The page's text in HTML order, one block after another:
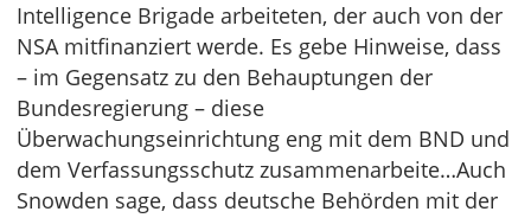
Intelligence Brigade arbeiteten, der auch von der
NSA mitfinanziert werde. Es gebe Hinweise, dass
– im Gegensatz zu den Behauptungen der
Bundesregierung – diese
Überwachungseinrichtung eng mit dem BND und
dem Verfassungsschutz zusammenarbeite…Auch
Snowden sage, dass deutsche Behörden mit der